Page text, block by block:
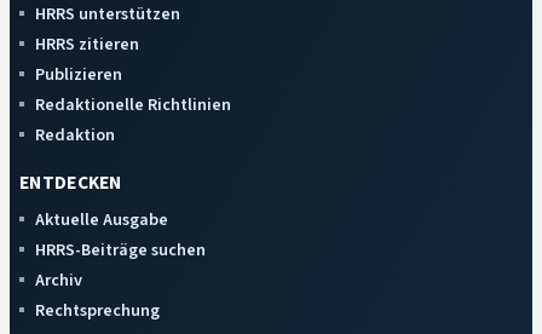
HRRS unterstützen
HRRS zitieren
Publizieren
Redaktionelle Richtlinien
Redaktion
ENTDECKEN
Aktuelle Ausgabe
HRRS-Beiträge suchen
Archiv
Rechtsprechung